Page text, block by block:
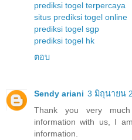
prediksi togel terpercaya
situs prediksi togel online
prediksi togel sgp
prediksi togel hk
ตอบ
Sendy ariani 3 มิถุนายน
Thank you very
information with us, I
information.